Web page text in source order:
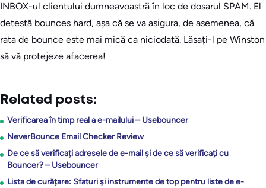
INBOX-ul clientului dumneavoastră în loc de dosarul SPAM. El
detestă bounces hard, așa că se va asigura, de asemenea, că
rata de bounce este mai mică ca niciodată. Lăsați-l pe Winston
să vă protejeze afacerea!
Related posts:
Verificarea în timp real a e-mailului – Usebouncer
NeverBounce Email Checker Review
De ce să verificați adresele de e-mail și de ce să verificați cu
Bouncer? – Usebouncer
Lista de curățare: Sfaturi și instrumente de top pentru liste de e-